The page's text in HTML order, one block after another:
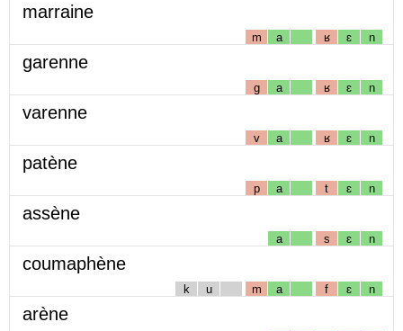
marraine
m a ʁ ɛ n
garenne
g a ʁ ɛ n
varenne
v a ʁ ɛ n
patène
p a t ɛ n
assène
a s ɛ n
coumaphène
k u m a f ɛ n
arène